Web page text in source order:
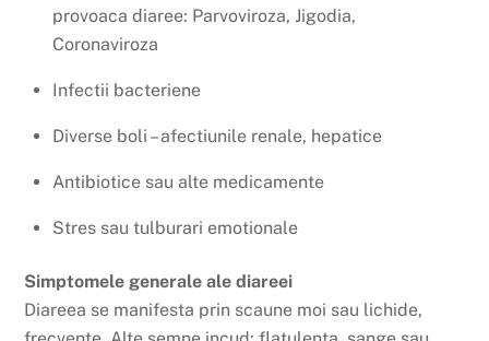
provoaca diaree: Parvoviroza, Jigodia,
Coronaviroza
Infectii bacteriene
Diverse boli – afectiunile renale, hepatice
Antibiotice sau alte medicamente
Stres sau tulburari emotionale
Simptomele generale ale diareei
Diareea se manifesta prin scaune moi sau lichide,